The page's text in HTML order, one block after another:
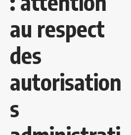
au respect
des
autorisation
s